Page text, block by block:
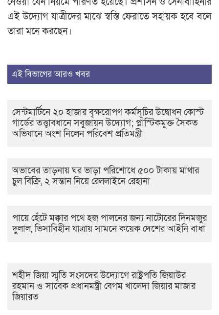
এই উদ্যোগ যাত্রীদের মাঝে স্বস্তি ফেরাতে সহায়ক হবে বলে
তারা মনে করছেন।
এই বিভাগের আরও খবর
সেন্টমার্টিনে ২০ হাজার বৃক্ষরোপণ কর্মসূচির উদ্বোধন কোস্ট
গার্ডের তত্ত্বাবধানে সবুজায়ন উদ্যোগ; প্লাস্টিকমুক্ত সৈকত
অভিযানে অংশ নিলেন পরিবেশ প্রতিমন্ত্রী
অভাবের তাড়নায় ঘর ভাড়া পরিশোধে ৫০০ টাকায় মাথার
চুল বিক্রি, ২ সন্তান নিয়ে রেললাইনে রেহানা
পায়ে হেঁটে মক্কার পথে হজ পালনের জন্য নাটোরের দিনমজুর
দুলাল, ভিসাবিহীন যাত্রায় সামনে কয়েক দেশের আইনি বাধা
শহীদ জিয়া স্মৃতি সংসদের উদ্যোগে রাষ্ট্রপতি জিয়াউর
রহমান ও সাবেক প্রধানমন্ত্রী বেগম খালেদা জিয়ার মাজার
জিয়ারত